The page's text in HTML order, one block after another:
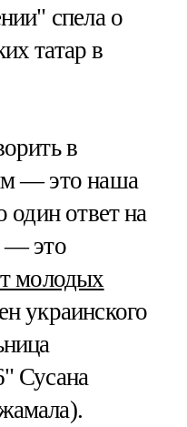
спела о
татар в
в
— это наша
один ответ на
— это
молодых
украинского
Сусана